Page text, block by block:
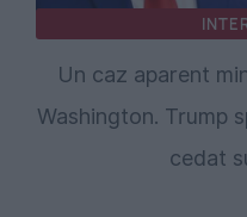
Un caz aparent
Washington. Trump
cedat